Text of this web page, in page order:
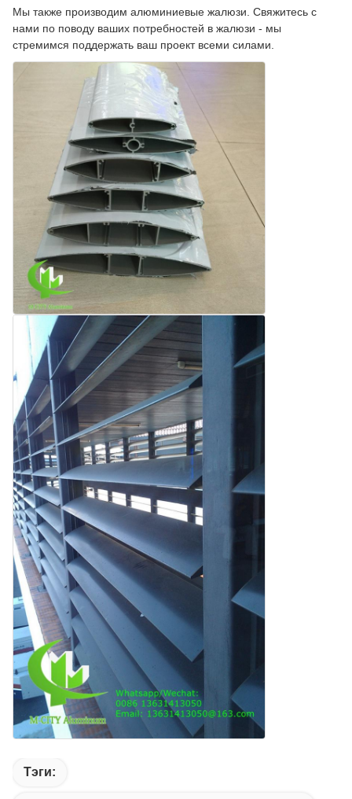
Мы также производим алюминиевые жалюзи. Свяжитесь с
нами по поводу ваших потребностей в жалюзи - мы
стремимся поддержать ваш проект всеми силами.
Тэги: